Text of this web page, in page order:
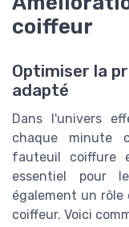
coiffeur
Optimiser la
adapté
Dans l'univers
chaque minute
fauteuil coiffure
essentiel pour
également un
coiffeur. Voici